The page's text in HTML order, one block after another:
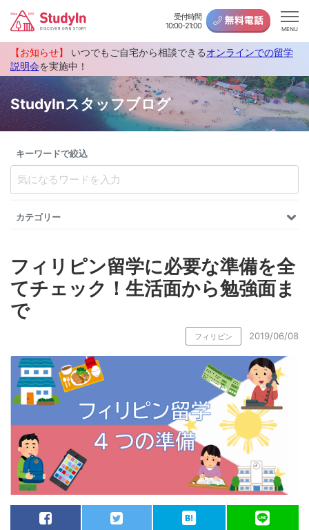
受付時間
10:00-21:00
MENU
【お知らせ】 いつでもご自宅から相談できるオンラインでの留学
説明会を実施中！
StudyInスタッフブログ
キーワードで絞込
カテゴリー
フィリピン留学に必要な準備を全
てチェック！生活面から勉強面ま
で
フィリピン 2019/06/08